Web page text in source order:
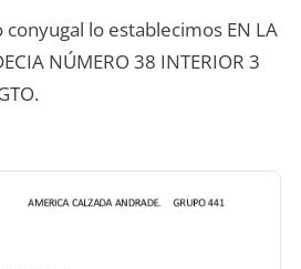
lo establecimos EN LA
NÚMERO 38 INTERIOR 3